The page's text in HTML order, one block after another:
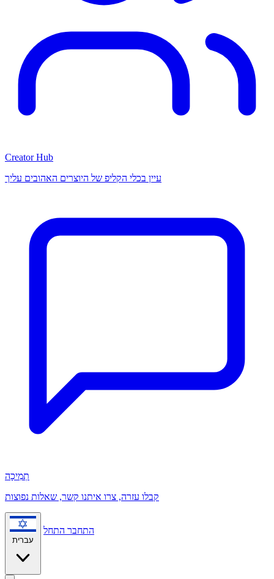
Creator Hub
עיין בכלי הקליפ של היוצרים האהובים עליך
תְמִיכָה
קבלו עזרה, צרו איתנו קשר, שאלות נפוצות
עברית
התחבר התחל